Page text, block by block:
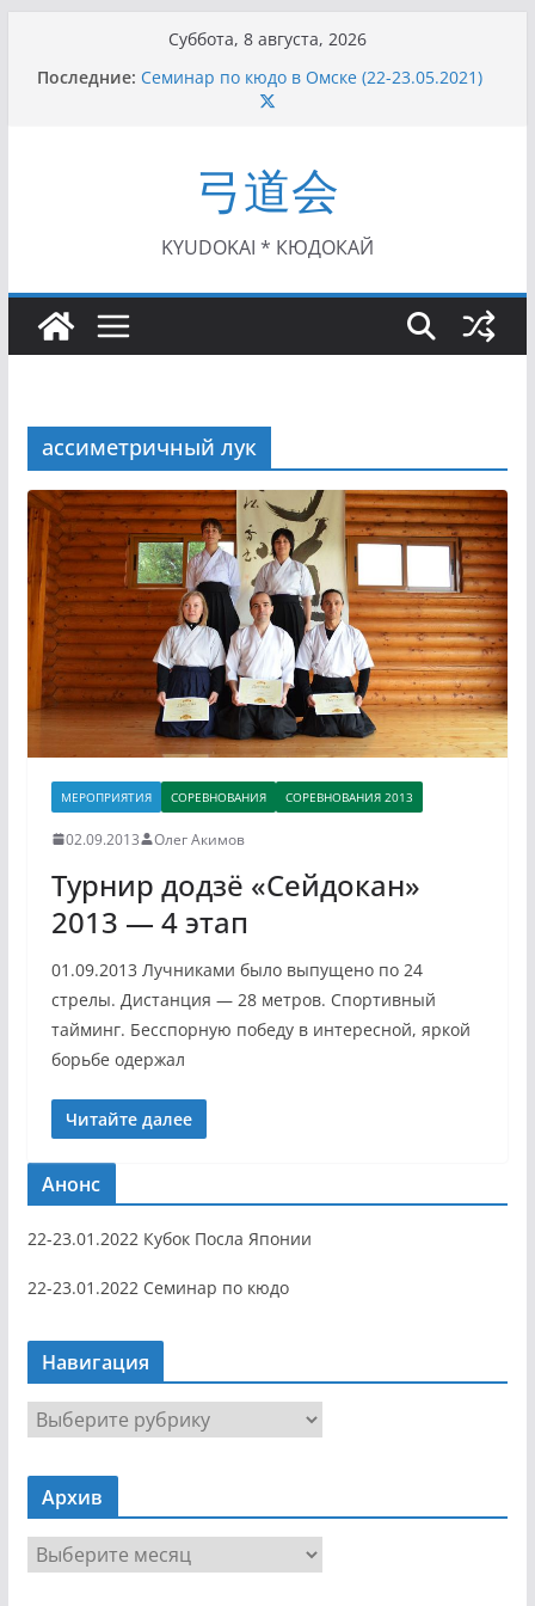
содержимому
Суббота, 8 августа, 2026
Последние: Семинар по кюдо в Омске (22-23.05.2021)
Чемпионат Росcии, Дёмино (2-5.09.2021)
II Кубок Посла Японии в России по Кюдо,
Орёл (25.07.2021)
I этап Кубка Московской области по Кюдо /
Сейдокан II (27.06.2021)
弓道会
KYUDOKAI * КЮДОКАЙ
ассиметричный лук
МЕРОПРИЯТИЯ СОРЕВНОВАНИЯ СОРЕВНОВАНИЯ 2013
02.09.2013 Олег Акимов
Турнир додзё «Сейдокан»
2013 — 4 этап
01.09.2013 Лучниками было выпущено по 24
стрелы. Дистанция — 28 метров. Спортивный
тайминг. Бесспорную победу в интересной, яркой
борьбе одержал
Читайте далее
Анонс
22-23.01.2022 Кубок Посла Японии
22-23.01.2022 Семинар по кюдо
Навигация
Н
а
в
г
Архив
р